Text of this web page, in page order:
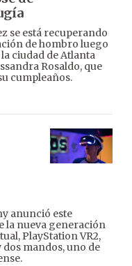
se está recuperando
de hombro luego
ciudad de Atlanta
Rosaldo, que
cumpleaños.
anunció este
la nueva generación
PlayStation VR2,
mandos, uno de